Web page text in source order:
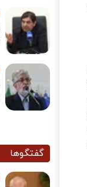
گفتگوها